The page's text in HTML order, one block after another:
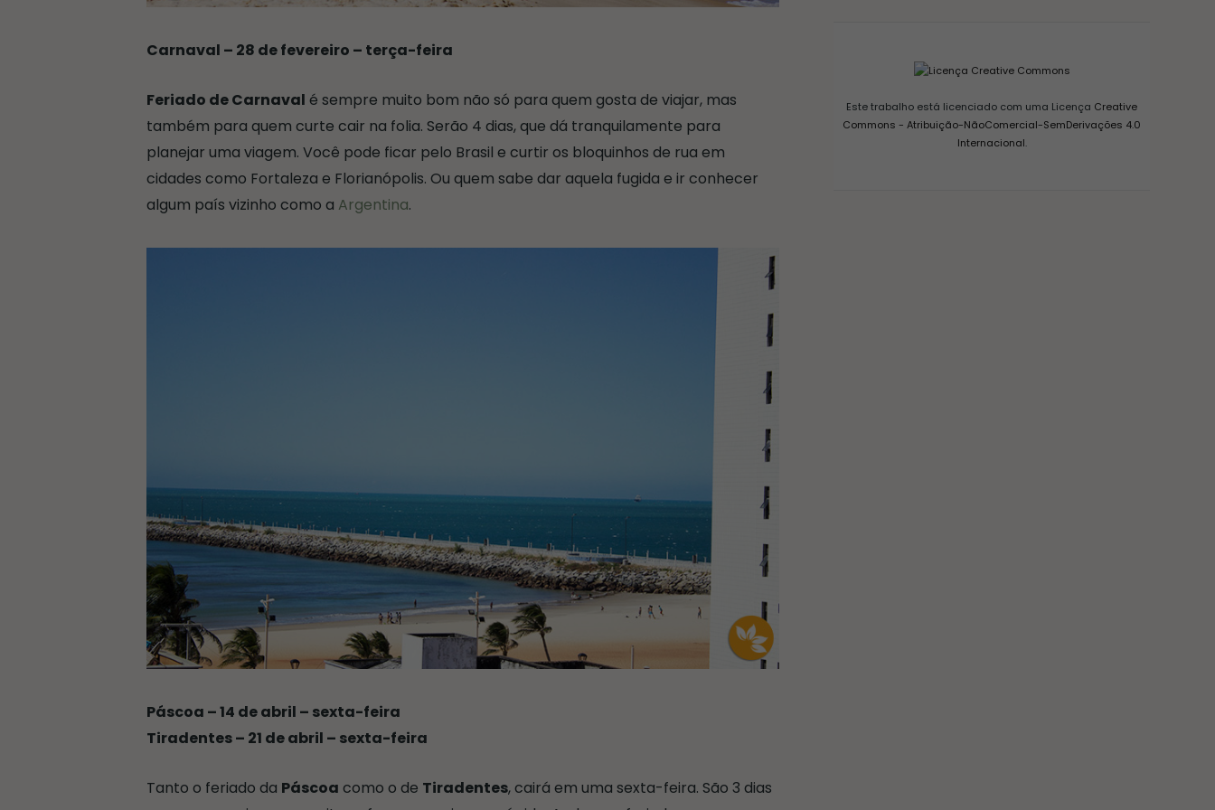
Carnaval – 28 de fevereiro – terça-feira
Feriado de Carnaval é sempre muito bom não só para quem gosta de viajar, mas
também para quem curte cair na folia. Serão 4 dias, que dá tranquilamente para
planejar uma viagem. Você pode ficar pelo Brasil e curtir os bloquinhos de rua em
cidades como Fortaleza e Florianópolis. Ou quem sabe dar aquela fugida e ir conhecer
algum país vizinho como a Argentina.
Páscoa – 14 de abril – sexta-feira
Tiradentes – 21 de abril – sexta-feira
Tanto o feriado da Páscoa como o de Tiradentes, cairá em uma sexta-feira. São 3 dias
Este trabalho está licenciado com uma Licença Creative
Commons - Atribuição-NãoComercial-SemDerivações 4.0
Internacional.